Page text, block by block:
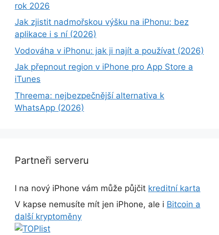
rok 2026
Jak zjistit nadmořskou výšku na iPhonu: bez
aplikace i s ní (2026)
Vodováha v iPhonu: jak ji najít a používat (2026)
Jak přepnout region v iPhone pro App Store a
iTunes
Threema: nejbezpečnější alternativa k
WhatsApp (2026)
Partneři serveru
I na nový iPhone vám může půjčit kreditní karta
V kapse nemusíte mít jen iPhone, ale i Bitcoin a
další kryptoměny